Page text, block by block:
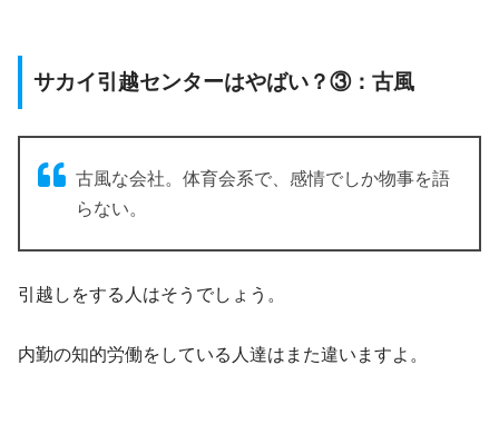
サカイ引越センターはやばい？③：古風
古風な会社。体育会系で、感情でしか物事を語
らない。
引越しをする人はそうでしょう。
内勤の知的労働をしている人達はまた違いますよ。